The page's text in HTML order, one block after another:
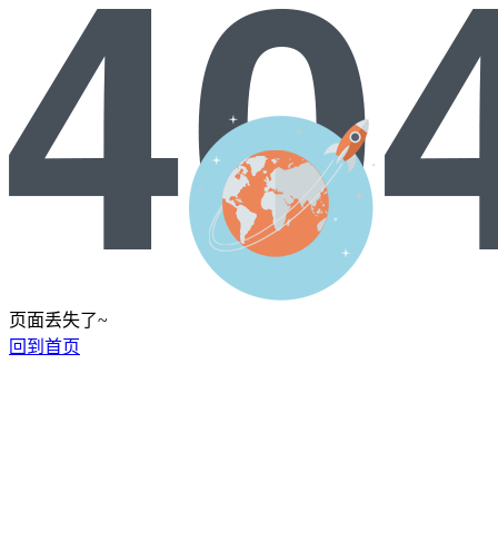
页面丢失了~
回到首页